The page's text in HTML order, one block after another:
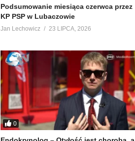
Podsumowanie miesiąca czerwca przez
KP PSP w Lubaczowie
Jan Lechowicz 23 LIPCA, 2026
0